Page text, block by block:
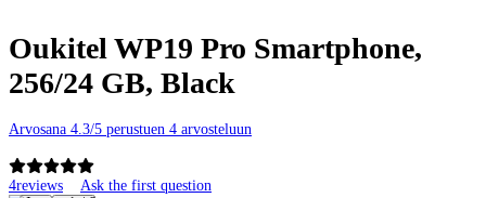
Oukitel WP19 Pro Smartphone,
256/24 GB, Black
Arvosana 4.3/5 perustuen 4 arvosteluun
4reviews Ask the first question